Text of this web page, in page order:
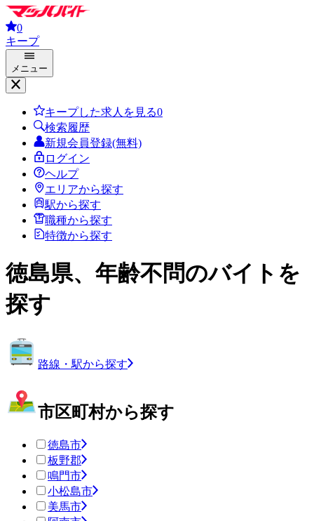
0
キープ
メニュー
キープした求人を見る0
検索履歴
新規会員登録(無料)
ログイン
ヘルプ
エリアから探す
駅から探す
職種から探す
特徴から探す
徳島県、年齢不問のバイトを
探す
路線・駅から探す
市区町村から探す
徳島市
板野郡
鳴門市
小松島市
美馬市